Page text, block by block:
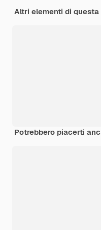
Altri elementi di questa
Potrebbero piacerti